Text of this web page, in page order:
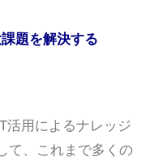
題を解決する
活用によるナレッジ
て、これまで多くの